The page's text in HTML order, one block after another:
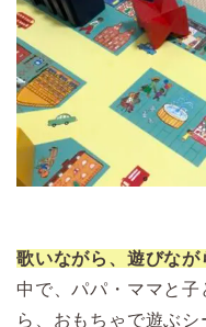
歌いながら、遊びなが
中で、パパ・ママと
ら、おもちゃで遊ぶシ